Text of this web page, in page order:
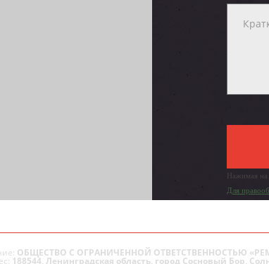
Нажимая на
Для
ОБЩЕСТВО С ОГРАНИЧЕННОЙ ОТВЕТСТВЕННОСТЬЮ
188544, Ленинградская область, город Сосновый Бор,